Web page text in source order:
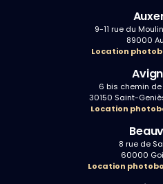
9-11 rue du
89000
Location
6 bis chemin
30150 Saint-
Location
8 rue de
60000
Location